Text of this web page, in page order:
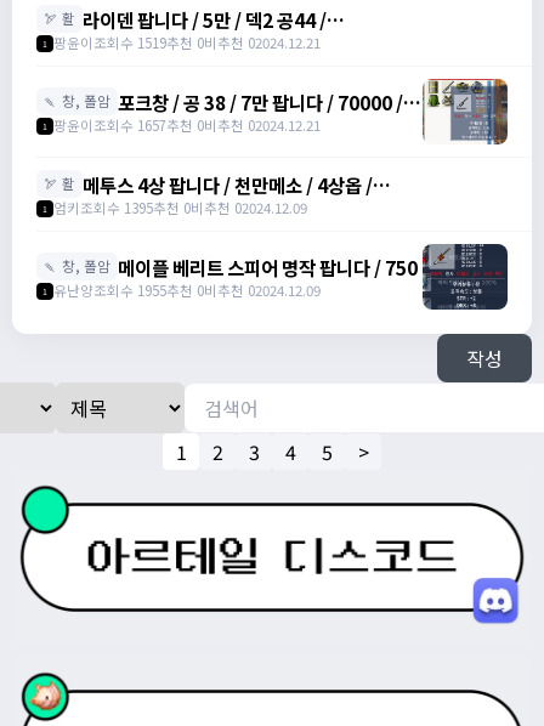
🏹 활 라이덴 팝니다 / 5만 / 덱2 공44 /
https://open.kakao.com/o/szTBqf6g
1 팡윤이조회수 1519추천 0비추천 02024.12.21
🍡 창, 폴암 포크창 / 공 38 / 7만 팝니다 / 70000 /
포크 창 /
https://open.kakao.com/o/szTBqf6g
1 팡윤이조회수 1657추천 0비추천 02024.12.21
🏹 활 메투스 4상 팝니다 / 천만메소 / 4상옵 /
https://open.kakao.com/o/srDmv3Wf
1 엄키조회수 1395추천 0비추천 02024.12.09
🍡 창, 폴암 메이플 베리트 스피어 명작 팝니다 / 750
1 유난양조회수 1955추천 0비추천 02024.12.09
작성
1 2 3 4 5 >